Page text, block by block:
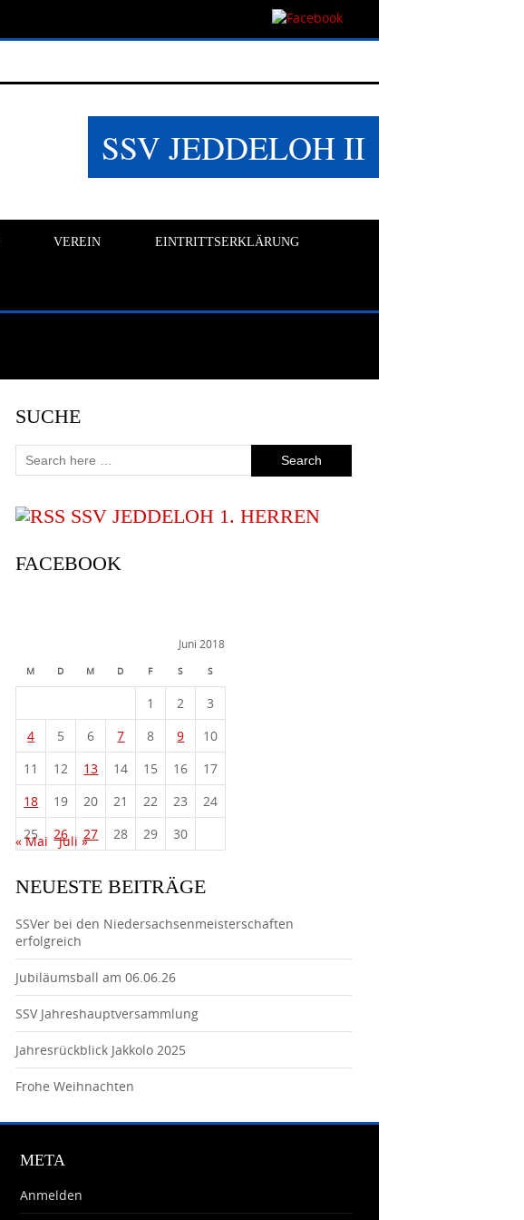
SSV JEDDELOH II
VEREIN EINTRITTSERKLÄRUNG
SUCHE
SSV JEDDELOH 1. HERREN
FACEBOOK
Juni 2018
M D M D F S S
1 2
3
4
5 6 7 8 9
10
11
12 13 14 15 16
17
18
19 20 21 22 23
24
25
26 27 28 29 30
« Mai Juli »
NEUESTE BEITRÄGE
SSVer bei den Niedersachsenmeisterschaften
erfolgreich
Jubiläumsball am 06.06.26
SSV Jahreshauptversammlung
Jahresrückblick Jakkolo 2025
Frohe Weihnachten
META
Anmelden